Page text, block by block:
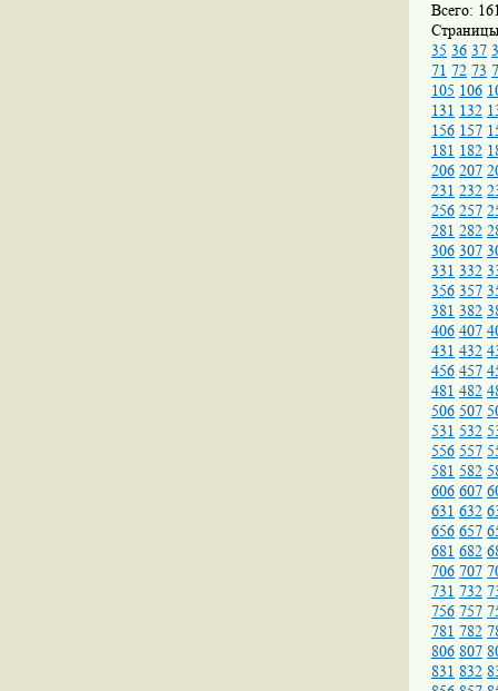
Всего:
35 36 37
71 72 73
105 106
131 132
156 157
181 182
206 207
231 232
256 257
281 282
306 307
331 332
356 357
381 382
406 407
431 432
456 457
481 482
506 507
531 532
556 557
581 582
606 607
631 632
656 657
681 682
706 707
731 732
756 757
781 782
806 807
831 832